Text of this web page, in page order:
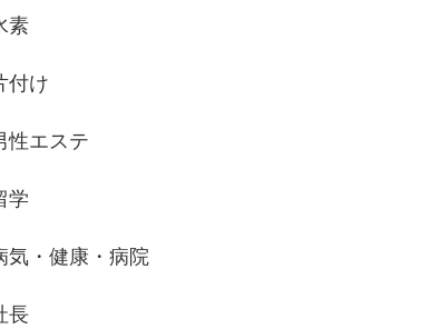
素
付け
性エステ
学
気・健康・病院
長